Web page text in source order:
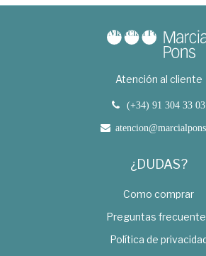
Atención al cliente
(+34) 91 304 33 03
¿DUDAS?
Como comprar
Preguntas
Política de